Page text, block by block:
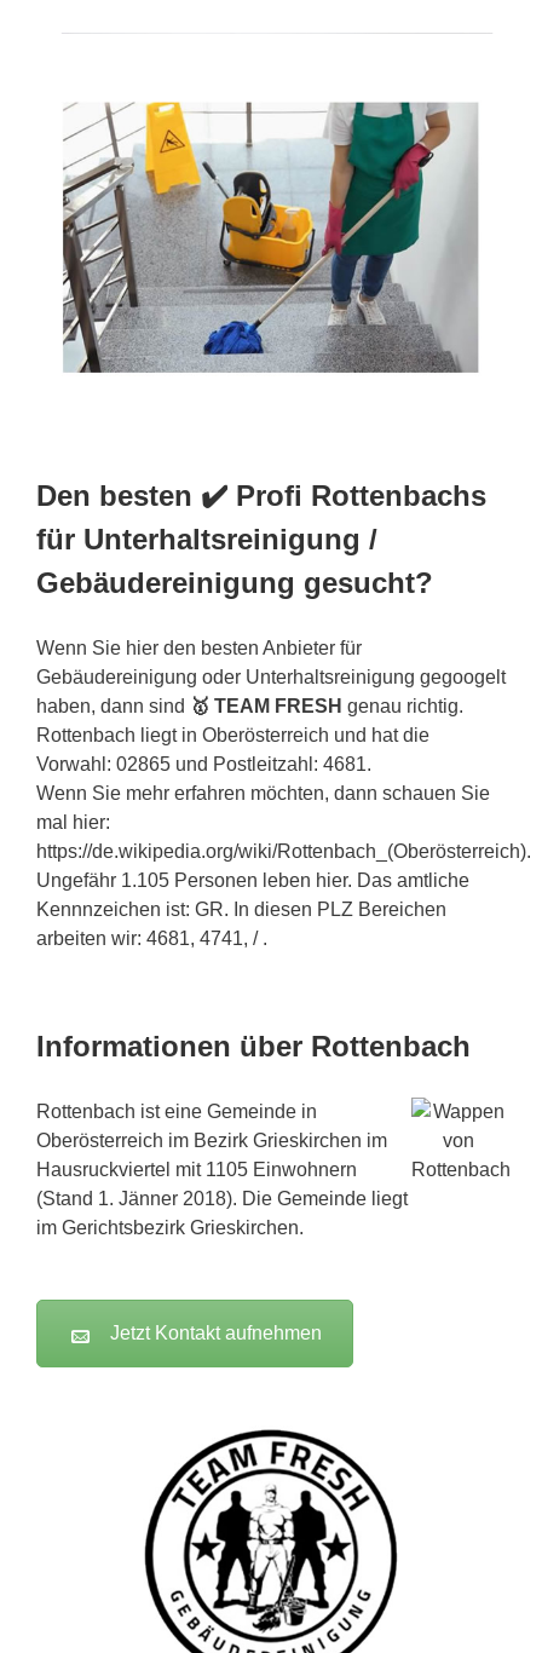
Den besten ✔️ Profi Rottenbachs
für Unterhaltsreinigung /
Gebäudereinigung gesucht?
Wenn Sie hier den besten Anbieter für
Gebäudereinigung oder Unterhaltsreinigung gegoogelt
haben, dann sind 🥇 TEAM FRESH genau richtig.
Rottenbach liegt in Oberösterreich und hat die
Vorwahl: 02865 und Postleitzahl: 4681.
Wenn Sie mehr erfahren möchten, dann schauen Sie
mal hier:
https://de.wikipedia.org/wiki/Rottenbach_(Oberösterreich).
Ungefähr 1.105 Personen leben hier. Das amtliche
Kennnzeichen ist: GR. In diesen PLZ Bereichen
arbeiten wir: 4681, 4741, / .
Informationen über Rottenbach
Rottenbach ist eine Gemeinde in
Oberösterreich im Bezirk Grieskirchen im
Hausruckviertel mit 1105 Einwohnern
(Stand 1. Jänner 2018). Die Gemeinde liegt
im Gerichtsbezirk Grieskirchen.
Jetzt Kontakt aufnehmen